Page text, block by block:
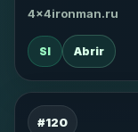
4x4ironman.ru
SI Abrir
#120